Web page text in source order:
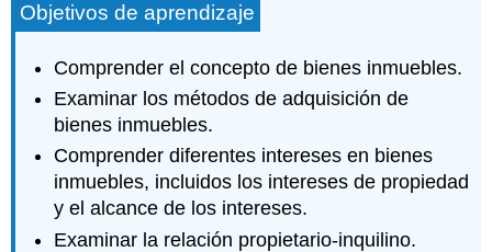
de
Adquisición
Intereses
Alcance
Deberes
de
los
terratenientes
Intereses
de
Objetivos de aprendizaje
Comprender el concepto de bienes inmuebles.
Examinar los métodos de adquisición de
bienes inmuebles.
Comprender diferentes intereses en bienes
inmuebles, incluidos los intereses de propiedad
y el alcance de los intereses.
Examinar la relación propietario-inquilino.